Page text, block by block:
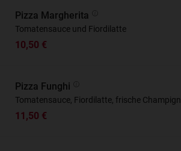
Pizza Margherita
Tomatensauce und Fiordilatte
10,50 €
Pizza Funghi
Tomatensauce, Fiordilatte, frische
11,50 €